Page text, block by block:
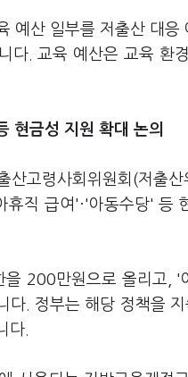
예산 일부를 저출산 대
다. 교육 예산은 교육 환
현금성 지원 확대 논의
산고령사회위원회(저출
직 급여'·'아동수당' 등
200만원으로 올리고,
다. 정부는 해당 정책을
다.